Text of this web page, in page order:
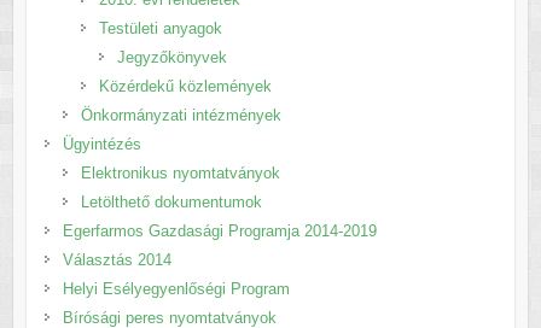
Testületi anyagok
Jegyzőkönyvek
Közérdekű közlemények
Önkormányzati intézmények
Ügyintézés
Elektronikus nyomtatványok
Letölthető dokumentumok
Egerfarmos Gazdasági Programja 2014-2019
Választás 2014
Helyi Esélyegyenlőségi Program
Bírósági peres nyomtatványok